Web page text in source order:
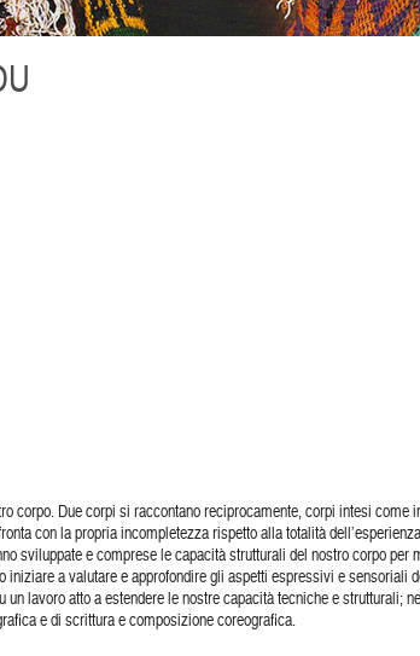
corpo. Due corpi si raccontano reciprocamente, corpi intesi come
con la propria incompletezza rispetto alla totalità
sviluppate e comprese le capacità strutturali del nostro corpo per
a valutare e approfondire gli aspetti espressivi e sensoriali
lavoro atto a estendere le nostre capacità tecniche e strutturali;
e di scrittura e composizione coreografica.